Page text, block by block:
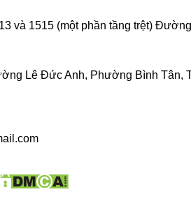
Proauto.vn _
này không thực sự cấp thiết?
vệ sinh nội thất ô tô tại nhà? hay
nội thất ô tô ?
ô tô là vô cùng cần thiết, bởi các
và 1515 (một phần tầng trệt)
Lê Đức Anh, Phường Bình Tân,